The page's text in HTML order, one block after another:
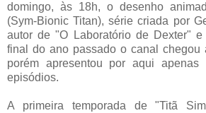
domingo, às 18h, o desenho
(Sym-Bionic Titan), série criada por
autor de "O Laboratório de Dexter"
final do ano passado o canal chegou
porém apresentou por aqui apenas
episódios.
A primeira temporada de "Titã